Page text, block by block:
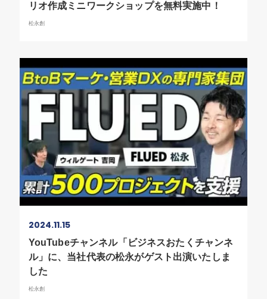
リオ作成ミニワークショップを無料実施中！
松永創
2024.11.15
YouTubeチャンネル「ビジネスおたくチャンネ
ル」に、当社代表の松永がゲスト出演いたしま
した
松永創